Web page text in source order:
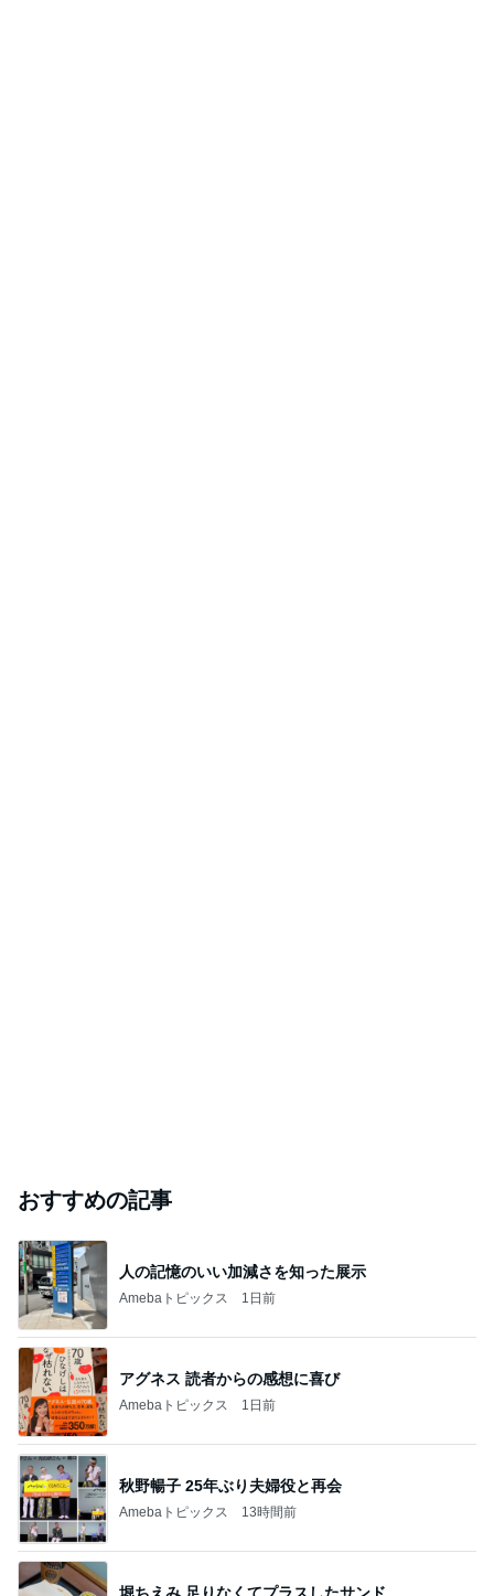
おすすめの記事
人の記憶のいい加減さを知った展示
Amebaトピックス 1日前
アグネス 読者からの感想に喜び
Amebaトピックス 1日前
秋野暢子 25年ぶり夫婦役と再会
Amebaトピックス 13時間前
堀ちえみ 足りなくてプラスしたサンド